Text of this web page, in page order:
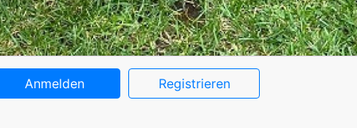
Anmelden Registrieren